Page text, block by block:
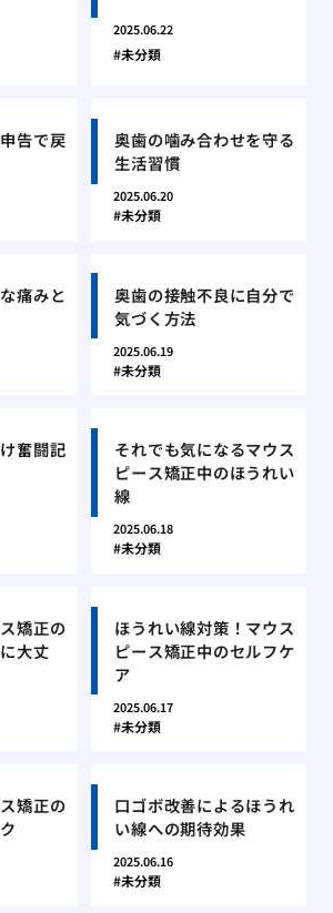
2025.06.22
未分類
告で戻
奥歯の噛み合わせを守る
生活習慣
2025.06.20
未分類
痛みと
奥歯の接触不良に自分で
気づく方法
2025.06.19
未分類
奮闘記
それでも気になるマウス
ピース矯正中のほうれい
線
2025.06.18
未分類
矯正の
大丈
ほうれい線対策！マウス
ピース矯正中のセルフケ
ア
2025.06.17
未分類
矯正の
口ゴボ改善によるほうれ
い線への期待効果
2025.06.16
未分類